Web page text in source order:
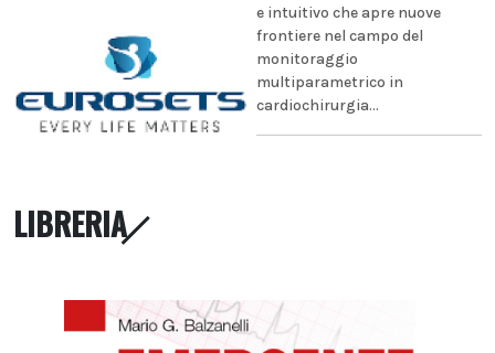
e intuitivo che apre nuove
frontiere nel campo del
monitoraggio
multiparametrico in
cardiochirurgia...
LIBRERIA